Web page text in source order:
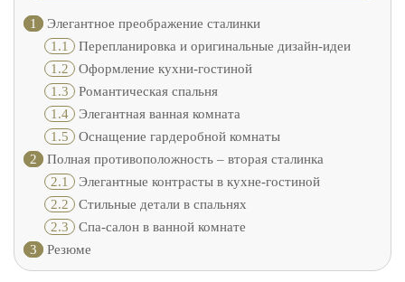
1
Элегантное преображение сталинки
1.1 Перепланировка и оригинальные дизайн-идеи
1.2 Оформление кухни-гостиной
1.3 Романтическая спальня
1.4 Элегантная ванная комната
1.5 Оснащение гардеробной комнаты
2
Полная противоположность – вторая сталинка
2.1 Элегантные контрасты в кухне-гостиной
2.2 Стильные детали в спальнях
2.3 Спа-салон в ванной комнате
3
Резюме